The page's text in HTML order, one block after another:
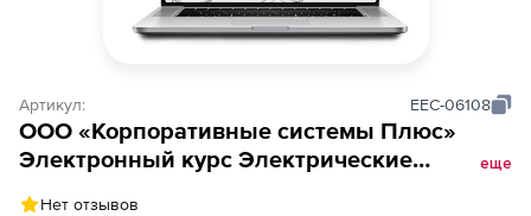
Артикул: EEC-06108
ООО «Корпоративные системы Плюс»
Электронный курс Электрические
еще
Нет отзывов